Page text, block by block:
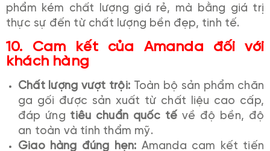
phẩm kém chất lượng giá rẻ, mà bằng giá trị
thực sự đến từ chất lượng bền đẹp, tinh tế.
10. Cam kết của Amanda đối với
khách hàng
Chất lượng vượt trội: Toàn bộ sản phẩm chăn
ga gối được sản xuất từ chất liệu cao cấp,
đáp ứng tiêu chuẩn quốc tế về độ bền, độ
an toàn và tính thẩm mỹ.
Giao hàng đúng hẹn: Amanda cam kết tiến